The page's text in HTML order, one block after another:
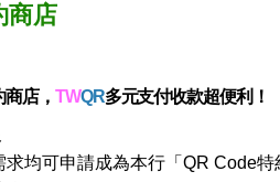
商店
店， TWQR多元支付收款超便利！
求均可申請成為本行「 QR Code特